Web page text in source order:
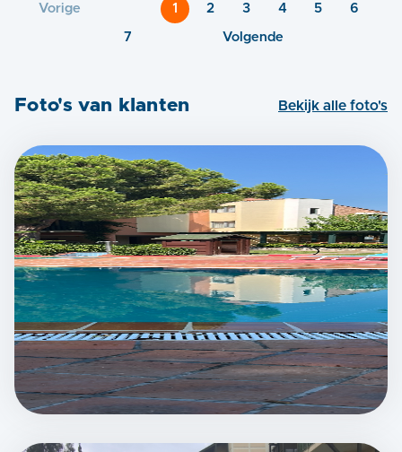
Vorige 1 2 3 4 5 6
7 Volgende
Foto's van klanten Bekijk alle foto's